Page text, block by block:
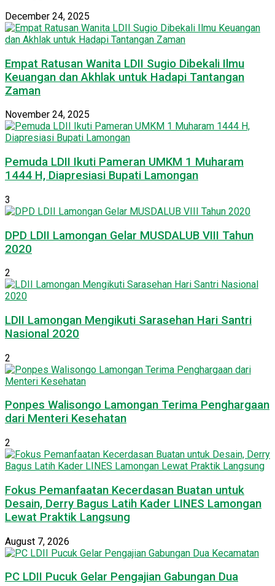
December 24, 2025
Empat Ratusan Wanita LDII Sugio Dibekali Ilmu
Keuangan dan Akhlak untuk Hadapi Tantangan
Zaman
November 24, 2025
Pemuda LDII Ikuti Pameran UMKM 1 Muharam
1444 H, Diapresiasi Bupati Lamongan
3
DPD LDII Lamongan Gelar MUSDALUB VIII Tahun
2020
2
LDII Lamongan Mengikuti Sarasehan Hari Santri
Nasional 2020
2
Ponpes Walisongo Lamongan Terima Penghargaan
dari Menteri Kesehatan
2
Fokus Pemanfaatan Kecerdasan Buatan untuk
Desain, Derry Bagus Latih Kader LINES Lamongan
Lewat Praktik Langsung
August 7, 2026
PC LDII Pucuk Gelar Pengajian Gabungan Dua